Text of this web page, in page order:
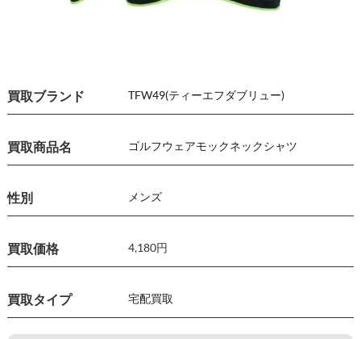
買取ブランド TFW49(ティーエフダブリュー)
買取商品名 ゴルフウェアモックネックシャツ
性別 メンズ
買取価格 4,180円
買取タイプ 宅配買取